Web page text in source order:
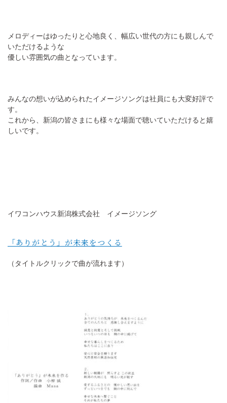
メロディーはゆったりと心地良く、幅広い世代の方にも親しんで
いただけるような
優しい雰囲気の曲となっています。
みんなの想いが込められたイメージソングは社員にも大変好評で
す。
これから、新潟の皆さまにも様々な場面で聴いていただけると嬉
しいです。
イワコンハウス新潟株式会社 イメージソング
「ありがとう」が未来をつくる
（タイトルクリックで曲が流れます）